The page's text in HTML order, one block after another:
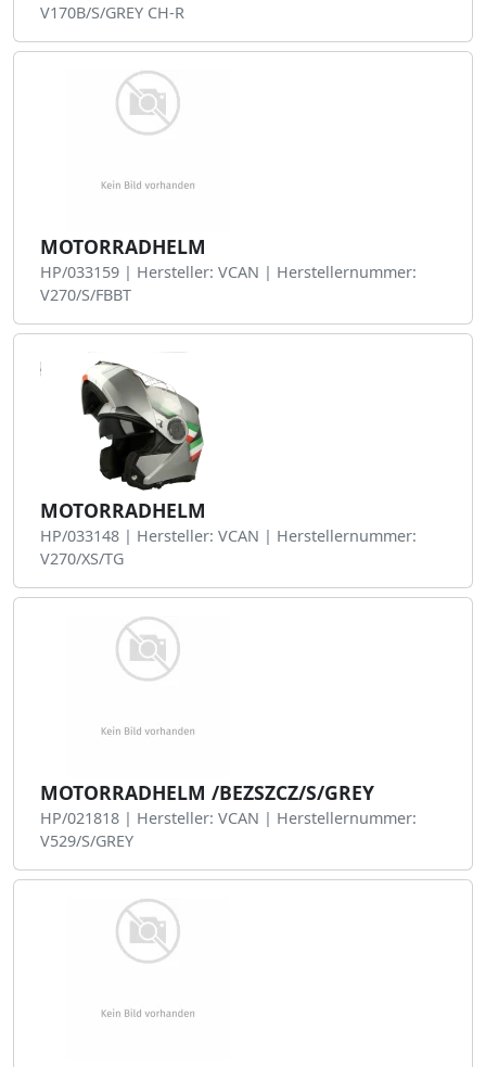
V170B/S/GREY CH-R
MOTORRADHELM
HP/033159 | Hersteller: VCAN | Herstellernummer:
V270/S/FBBT
MOTORRADHELM
HP/033148 | Hersteller: VCAN | Herstellernummer:
V270/XS/TG
MOTORRADHELM /BEZSZCZ/S/GREY
HP/021818 | Hersteller: VCAN | Herstellernummer:
V529/S/GREY